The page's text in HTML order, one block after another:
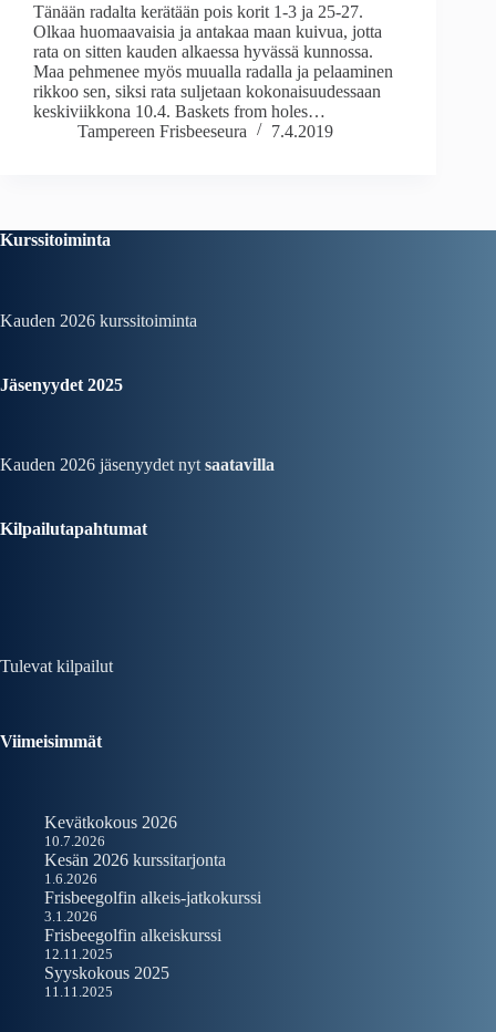
Tänään radalta kerätään pois korit 1-3 ja 25-27.
Olkaa huomaavaisia ja antakaa maan kuivua, jotta
rata on sitten kauden alkaessa hyvässä kunnossa.
Maa pehmenee myös muualla radalla ja pelaaminen
rikkoo sen, siksi rata suljetaan kokonaisuudessaan
keskiviikkona 10.4. Baskets from holes…
Tampereen Frisbeeseura
7.4.2019
Kurssitoiminta
Kauden 2026 kurssitoiminta
Jäsenyydet 2025
Kauden 2026 jäsenyydet nyt saatavilla
Kilpailutapahtumat
Tulevat kilpailut
Viimeisimmät
Kevätkokous 2026
10.7.2026
Kesän 2026 kurssitarjonta
1.6.2026
Frisbeegolfin alkeis-jatkokurssi
3.1.2026
Frisbeegolfin alkeiskurssi
12.11.2025
Syyskokous 2025
11.11.2025